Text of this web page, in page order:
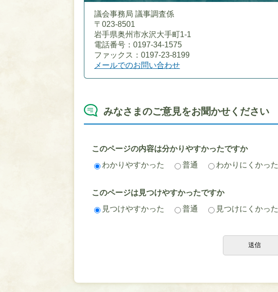
議会事務局 議事調査係
〒023-8501
岩手県奥州市水沢大手町1-1
電話番号：0197-34-1575
ファックス：0197-23-8199
メールでのお問い合わせ
みなさまのご意見をお聞かせください
このページの内容は分かりやすかったですか
わかりやすかった
普通 わかりにくかった
このページは見つけやすかったですか
見つけやすかった
普通 見つけにくかった